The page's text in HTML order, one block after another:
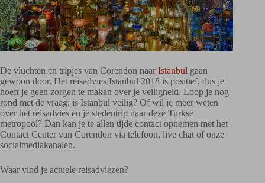
De vluchten en tripjes van Corendon naar Istanbul gaan
gewoon door. Het reisadvies Istanbul 2018 is positief, dus je
hoeft je geen zorgen te maken over je veiligheid. Loop je nog
rond met de vraag: is Istanbul veilig? Of wil je meer weten
over het reisadvies en je stedentrip naar deze Turkse
metropool? Dan kan je te allen tijde contact opnemen met het
Contact Center van Corendon via telefoon, live chat of onze
socialmediakanalen.
Waar vind je actuele reisadviezen?